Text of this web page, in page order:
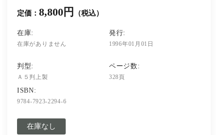
教育学ほか
哲学・心理学・宗教学
歴史・語学・文学・随筆等
学会誌等
定価： 8,800円 （税込）
在庫:
在庫がありません
発行:
1996年01月01日
判型:
Ａ５判上製
ページ数:
328頁
ISBN:
9784-7923-2294-6
在庫なし